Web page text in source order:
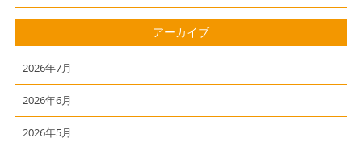
アーカイブ
2026年7月
2026年6月
2026年5月